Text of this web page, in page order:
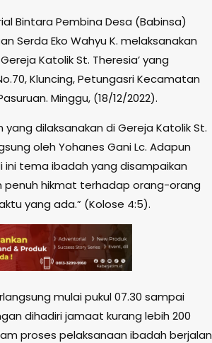
Bintara Pembina Desa (Babinsa)
Serda Eko Wahyu K. melaksanakan
Katolik St. Theresia’ yang
Kluncing, Petungasri Kecamatan
Minggu, (18/12/2022).
dilaksanakan di Gereja Katolik St.
oleh Yohanes Gani Lc. Adapun
tema ibadah yang disampaikan
penuh hikmat terhadap orang-orang
yang ada.” (Kolose 4:5).
mulai pukul 07.30 sampai
dihadiri jamaat kurang lebih 200
proses pelaksanaan ibadah berjalan